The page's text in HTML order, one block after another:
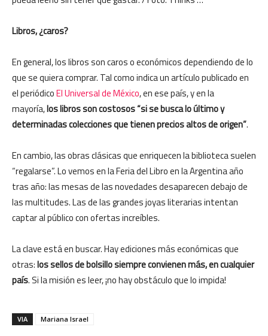
Libros, ¿caros?
En general, los libros son caros o económicos dependiendo de lo
que se quiera comprar. Tal como indica un artículo publicado en
el periódicoEl Universal de México, en ese país, y en la
mayoría,los libros son costosos “si se busca lo último y
determinadas colecciones que tienen precios altos de origen”.
En cambio, las obras clásicas que enriquecen la biblioteca suelen
“regalarse”. Lo vemos en la Feria del Libro en la Argentina año
tras año: las mesas de las novedades desaparecen debajo de
las multitudes. Las de las grandes joyas literarias intentan
captar al público con ofertas increíbles.
La clave está en buscar. Hay ediciones más económicas que
otras:los sellos de bolsillo siempre convienen más, en cualquier
país. Si la misión es leer, ¡no hay obstáculo que lo impida!
VIA Mariana Israel